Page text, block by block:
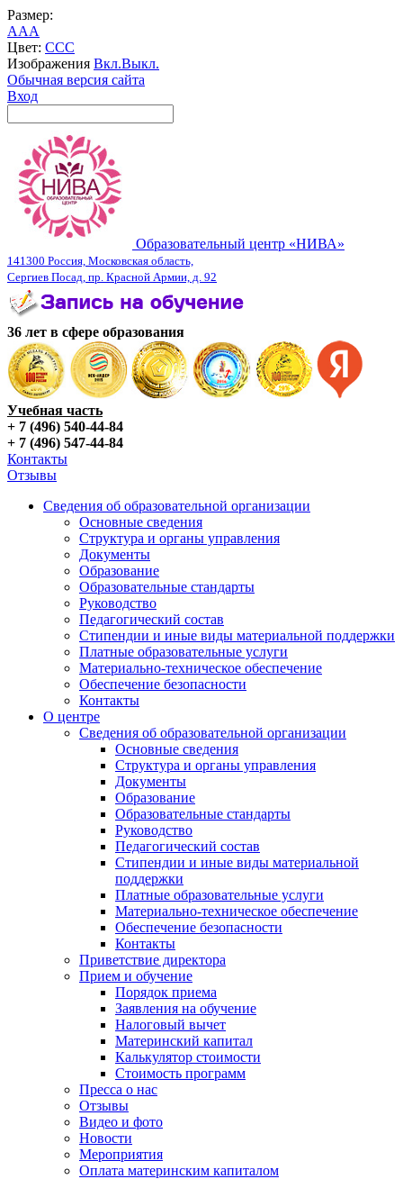
Размер:
AAA
Цвет: CCC
Изображения Вкл.Выкл.
Обычная версия сайта
Вход
Образовательный центр «НИВА»
141300 Россия, Московская область,
Сергиев Посад, пр. Красной Армии, д. 92
36 лет в сфере образования
Учебная часть
+ 7 (496) 540-44-84
+ 7 (496) 547-44-84
Контакты
Отзывы
Сведения об образовательной организации
Основные сведения
Структура и органы управления
Документы
Образование
Образовательные стандарты
Руководство
Педагогический состав
Стипендии и иные виды материальной поддержки
Платные образовательные услуги
Материально-техническое обеспечение
Обеспечение безопасности
Контакты
О центре
Сведения об образовательной организации
Основные сведения
Структура и органы управления
Документы
Образование
Образовательные стандарты
Руководство
Педагогический состав
Стипендии и иные виды материальной
поддержки
Платные образовательные услуги
Материально-техническое обеспечение
Обеспечение безопасности
Контакты
Приветствие директора
Прием и обучение
Порядок приема
Заявления на обучение
Налоговый вычет
Материнский капитал
Калькулятор стоимости
Стоимость программ
Пресса о нас
Отзывы
Видео и фото
Новости
Мероприятия
Оплата материнским капиталом